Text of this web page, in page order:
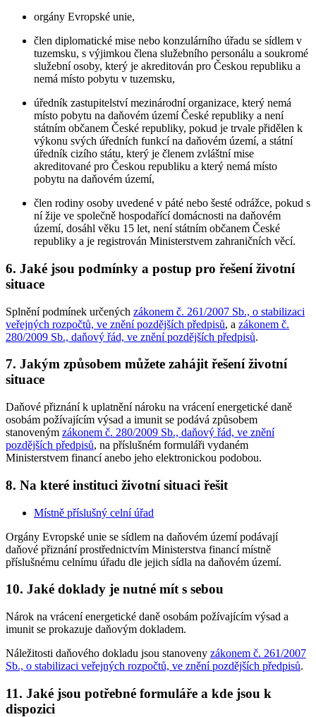
orgány Evropské unie,
člen diplomatické mise nebo konzulárního úřadu se sídlem v
tuzemsku, s výjimkou člena služebního personálu a soukromé
služební osoby, který je akreditován pro Českou republiku a
nemá místo pobytu v tuzemsku,
úředník zastupitelství mezinárodní organizace, který nemá
místo pobytu na daňovém území České republiky a není
státním občanem České republiky, pokud je trvale přidělen k
výkonu svých úředních funkcí na daňovém území, a státní
úředník cizího státu, který je členem zvláštní mise
akreditované pro Českou republiku a který nemá místo
pobytu na daňovém území,
člen rodiny osoby uvedené v páté nebo šesté odrážce, pokud s
ní žije ve společně hospodařící domácnosti na daňovém
území, dosáhl věku 15 let, není státním občanem České
republiky a je registrován Ministerstvem zahraničních věcí.
6. Jaké jsou podmínky a postup pro řešení životní
situace
Splnění podmínek určených zákonem č. 261/2007 Sb., o stabilizaci
veřejných rozpočtů, ve znění pozdějších předpisů, a zákonem č.
280/2009 Sb., daňový řád, ve znění pozdějších předpisů.
7. Jakým způsobem můžete zahájit řešení životní
situace
Daňové přiznání k uplatnění nároku na vrácení energetické daně
osobám požívajícím výsad a imunit se podává způsobem
stanoveným zákonem č. 280/2009 Sb., daňový řád, ve znění
pozdějších předpisů, na příslušném formuláři vydaném
Ministerstvem financí anebo jeho elektronickou podobou.
8. Na které instituci životní situaci řešit
Místně příslušný celní úřad
Orgány Evropské unie se sídlem na daňovém území podávají
daňové přiznání prostřednictvím Ministerstva financí místně
příslušnému celnímu úřadu dle jejich sídla na daňovém území.
10. Jaké doklady je nutné mít s sebou
Nárok na vrácení energetické daně osobám požívajícím výsad a
imunit se prokazuje daňovým dokladem.
Náležitosti daňového dokladu jsou stanoveny zákonem č. 261/2007
Sb., o stabilizaci veřejných rozpočtů, ve znění pozdějších předpisů.
11. Jaké jsou potřebné formuláře a kde jsou k
dispozici